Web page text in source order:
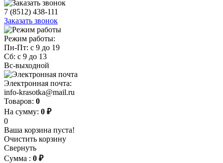
7 (8512) 438-111
Заказать звонок
Режим работы:
Пн-Пт: с 9 до 19
Сб: с 9 до 13
Вс-выходной
Электронная почта:
info-krasotka@mail.ru
Товаров: 0
На сумму: 0 ₽
0
Ваша корзина пуста!
Очистить корзину
Свернуть
Сумма : 0 ₽